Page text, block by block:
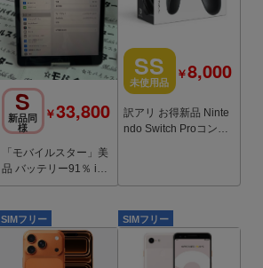
S
新品同
様
￥33,800
「モバイルスター」美
品 バッテリー91％ iPa
d(第8世代) Wi-Fiモデ
SS
未使用品
￥8,000
訳アリ お得新品 Ninte
ndo Switch Proコント
SIMフリー SIMフリー